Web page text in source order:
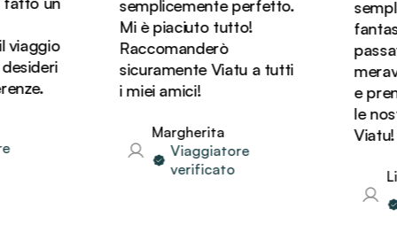
semplicemente perfetto.
Mi è piaciuto tutto!
Raccomanderò
sicuramente Viatu a tutti
i miei amici!
Margherita
Viaggiatore
verificato
e
le
Viatu!